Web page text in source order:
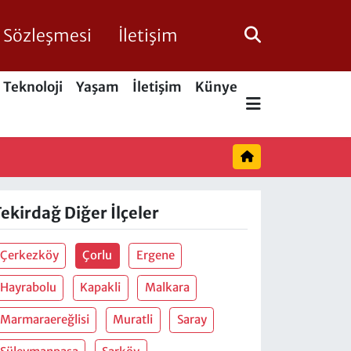
İletişim
Teknoloji Yaşam İletişim
Künye
Diğer İlçeler
Çerkezköy Çorlu Ergene
Hayrabolu Kapakli Malkara
Marmaraereğlisi Muratli Saray